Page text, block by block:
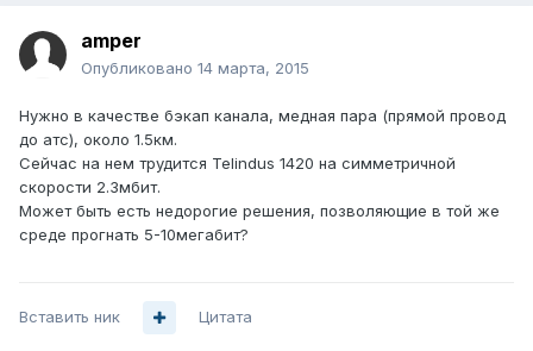
amper
Опубликовано 14 марта, 2015
Нужно в качестве бэкап канала, медная пара (прямой провод
до атс), около 1.5км.
Сейчас на нем трудится Telindus 1420 на симметричной
скорости 2.3мбит.
Может быть есть недорогие решения, позволяющие в той же
среде прогнать 5-10мегабит?
Вставить ник Цитата